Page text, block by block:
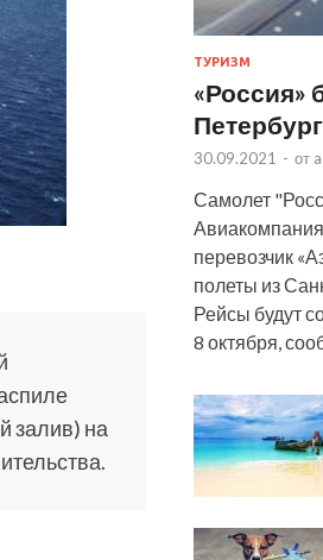
залив) на
ТУРИЗМ
«Россия»
30.09.2021 - от
Самолет
перевозчик
полеты из
Рейсы будут
8 октября,